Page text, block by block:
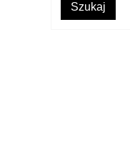
Szukaj